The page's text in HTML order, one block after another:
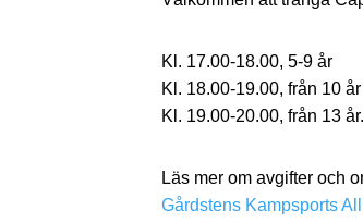
Kl. 17.00-18.00, 5-9 år
Kl. 18.00-19.00, från 10 år
Kl. 19.00-20.00, från 13
Läs mer om avgifter och
Gårdstens Kampsports